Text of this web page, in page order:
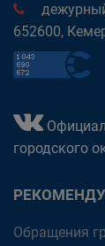
652600,
городского
Обращения